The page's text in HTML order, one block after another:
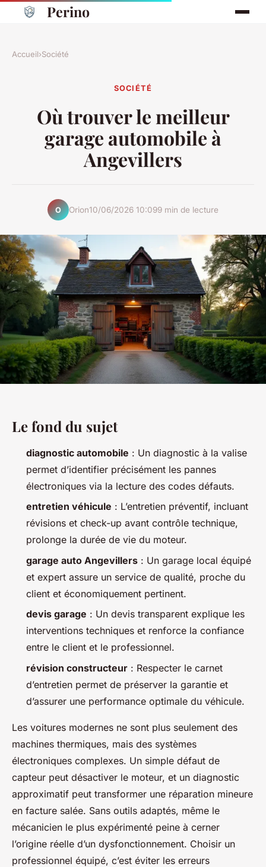
Perino
Accueil›Société
SOCIÉTÉ
Où trouver le meilleur
garage automobile à
Angevillers
O Orion10/06/2026 10:099 min de lecture
Le fond du sujet
diagnostic automobile : Un diagnostic à la valise
permet d’identifier précisément les pannes
électroniques via la lecture des codes défauts.
entretien véhicule : L’entretien préventif, incluant
révisions et check-up avant contrôle technique,
prolonge la durée de vie du moteur.
garage auto Angevillers : Un garage local équipé
et expert assure un service de qualité, proche du
client et économiquement pertinent.
devis garage : Un devis transparent explique les
interventions techniques et renforce la confiance
entre le client et le professionnel.
révision constructeur : Respecter le carnet
d’entretien permet de préserver la garantie et
d’assurer une performance optimale du véhicule.
Les voitures modernes ne sont plus seulement des
machines thermiques, mais des systèmes
électroniques complexes. Un simple défaut de
capteur peut désactiver le moteur, et un diagnostic
approximatif peut transformer une réparation mineure
en facture salée. Sans outils adaptés, même le
mécanicien le plus expérimenté peine à cerner
l’origine réelle d’un dysfonctionnement. Choisir un
professionnel équipé, c’est éviter les erreurs